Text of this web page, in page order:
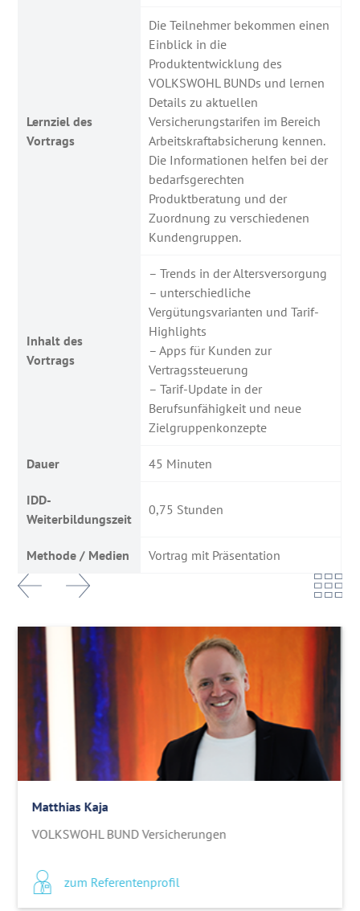
Lernziel des
Vortrags
Die Teilnehmer bekommen einen
Einblick in die
Produktentwicklung des
VOLKSWOHL BUNDs und lernen
Details zu aktuellen
Versicherungstarifen im Bereich
Arbeitskraftabsicherung kennen.
Die Informationen helfen bei der
bedarfsgerechten
Produktberatung und der
Zuordnung zu verschiedenen
Kundengruppen.
Inhalt des
Vortrags
– Trends in der Altersversorgung
– unterschiedliche
Vergütungsvarianten und Tarif-
Highlights
– Apps für Kunden zur
Vertragssteuerung
– Tarif-Update in der
Berufsunfähigkeit und neue
Zielgruppenkonzepte
Dauer 45 Minuten
IDD-
Weiterbildungszeit
0,75 Stunden
Methode / Medien Vortrag mit Präsentation
Matthias Kaja
VOLKSWOHL BUND Versicherungen
zum Referentenprofil